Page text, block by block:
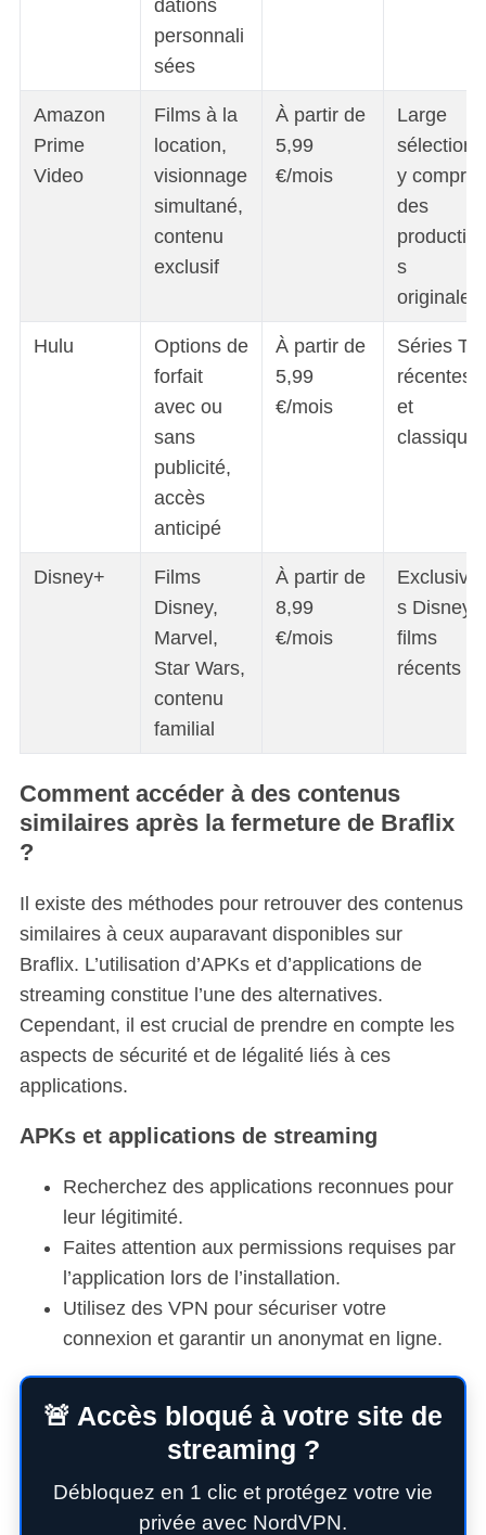
dations
personnali
sées
Amazon
Prime
Video
Films à la
location,
visionnage
simultané,
contenu
exclusif
À partir de
5,99
€/mois
Large
sélection,
y compris
des
s
originales
Hulu
Options de
forfait
avec ou
sans
publicité,
accès
anticipé
À partir de
5,99
€/mois
Séries TV
récentes
et
Disney+
Films
Disney,
Marvel,
Star Wars,
contenu
familial
À partir de
8,99
€/mois
s Disney,
films
récents
Comment accéder à des contenus
similaires après la fermeture de Braflix
?
Il existe des méthodes pour retrouver des contenus
similaires à ceux auparavant disponibles sur
Braflix. L’utilisation d’APKs et d’applications de
streaming constitue l’une des alternatives.
Cependant, il est crucial de prendre en compte les
aspects de sécurité et de légalité liés à ces
applications.
APKs et applications de streaming
Recherchez des applications reconnues pour
leur légitimité.
Faites attention aux permissions requises par
l’application lors de l’installation.
Utilisez des VPN pour sécuriser votre
connexion et garantir un anonymat en ligne.
🚨 Accès bloqué à votre site de
streaming ?
Débloquez en 1 clic et protégez votre vie
privée avec NordVPN.
e
r
h
f
o
r